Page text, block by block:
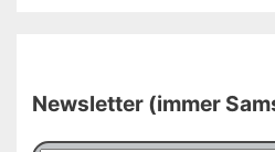
Newsletter (immer